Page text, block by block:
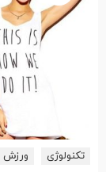
تکنولوژی ورزش